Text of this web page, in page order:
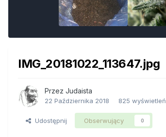
IMG_20181022_113647.jpg
Przez Judaista
22 Października 2018 825 wyświetleń
Udostępnij Obserwujący 0